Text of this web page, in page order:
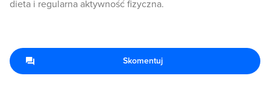
dieta i regularna aktywność fizyczna.
Skomentuj